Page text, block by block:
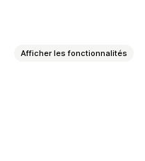
Afficher les fonctionnalités